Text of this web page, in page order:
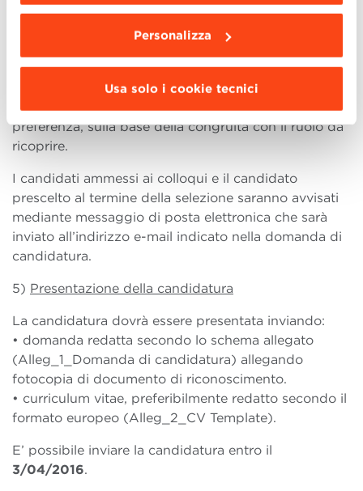
Personalizza
Usa solo i cookie tecnici
competenze rispetto al ruolo, la motivazione e
l’attitudine verso il ruolo.
Al termine della selezione, il gruppo di valutazione
indicherà il candidato prescelto e una lista di
eventuali altri candidati idonei, in ordine di
preferenza, sulla base della congruità con il ruolo da
ricoprire.
I candidati ammessi ai colloqui e il candidato
prescelto al termine della selezione saranno avvisati
mediante messaggio di posta elettronica che sarà
inviato all’indirizzo e-mail indicato nella domanda di
candidatura.
5) Presentazione della candidatura
La candidatura dovrà essere presentata inviando:
• domanda redatta secondo lo schema allegato
(Alleg_1_Domanda di candidatura) allegando
fotocopia di documento di riconoscimento.
• curriculum vitae, preferibilmente redatto secondo il
formato europeo (Alleg_2_CV Template).
E’ possibile inviare la candidatura entro il
3/04/2016.